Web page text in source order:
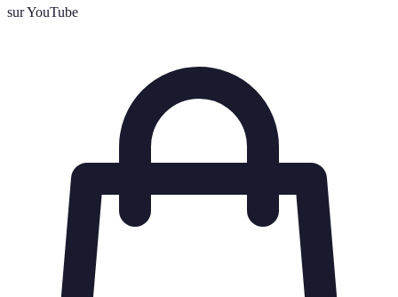
sur YouTube